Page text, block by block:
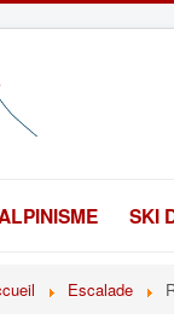
SKI
Escalade